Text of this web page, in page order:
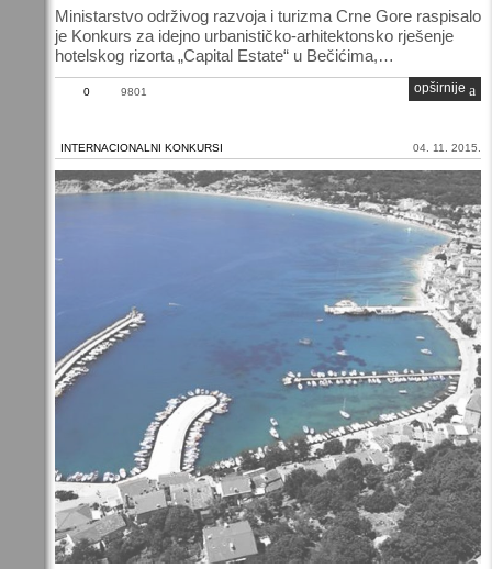
Ministarstvo održivog razvoja i turizma Crne Gore raspisalo
je Konkurs za idejno urbanističko-arhitektonsko rješenje
hotelskog rizorta „Capital Estate“ u Bečićima,…
0 9801 opširnije
INTERNACIONALNI KONKURSI 04. 11. 2015.